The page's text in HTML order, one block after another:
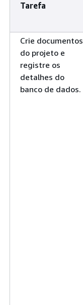
Tarefa
Crie documentos
do projeto e
registre os
detalhes do
banco de dados.